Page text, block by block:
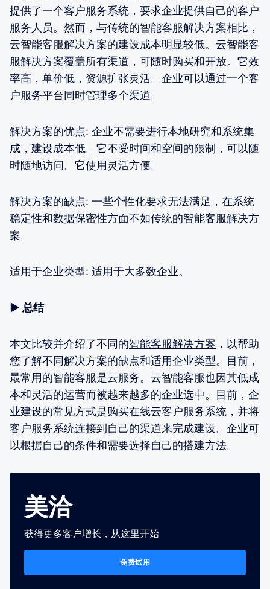
提供了一个客户服务系统，要求企业提供自己的客户
服务人员。然而，与传统的智能客服解决方案相比，
云智能客服解决方案的建设成本明显较低。云智能客
服解决方案覆盖所有渠道，可随时购买和开放。它效
率高，单价低，资源扩张灵活。企业可以通过一个客
户服务平台同时管理多个渠道。
解决方案的优点: 企业不需要进行本地研究和系统集
成，建设成本低。它不受时间和空间的限制，可以随
时随地访问。它使用灵活方便。
解决方案的缺点: 一些个性化要求无法满足，在系统
稳定性和数据保密性方面不如传统的智能客服解决方
案。
适用于企业类型: 适用于大多数企业。
▶ 总结
本文比较并介绍了不同的智能客服解决方案 ，以帮助
您了解不同解决方案的缺点和适用企业类型。目前，
最常用的智能客服是云服务。云智能客服也因其低成
本和灵活的运营而被越来越多的企业选中。目前，企
业建设的常见方式是购买在线云客户服务系统，并将
客户服务系统连接到自己的渠道来完成建设。企业可
以根据自己的条件和需要选择自己的搭建方法。
美洽
获得更多客户增长，从这里开始
免费试用